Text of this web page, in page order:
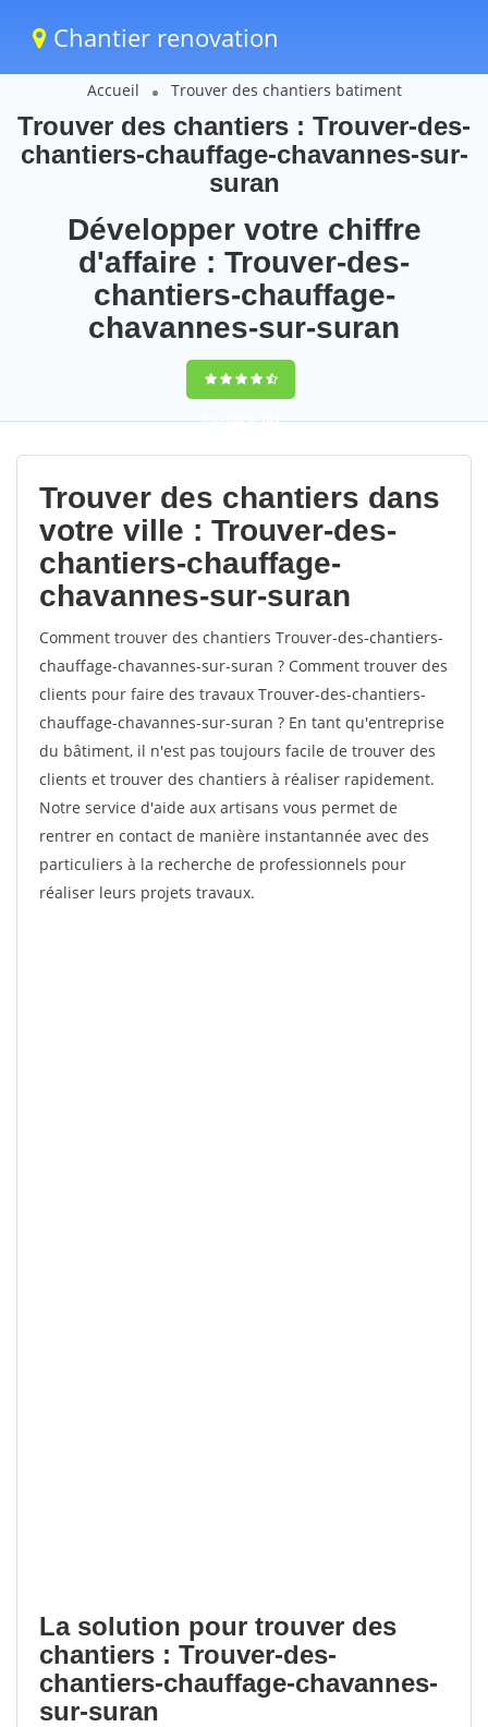
Chantier renovation
Accueil Trouver des chantiers batiment
Trouver des chantiers : Trouver-des-
chantiers-chauffage-chavannes-sur-
suran
Développer votre chiffre
d'affaire : Trouver-des-
chantiers-chauffage-
chavannes-sur-suran
9,5(100%)104
votes
Trouver des chantiers dans
votre ville : Trouver-des-
chantiers-chauffage-
chavannes-sur-suran
Comment trouver des chantiers Trouver-des-chantiers-
chauffage-chavannes-sur-suran ? Comment trouver des
clients pour faire des travaux Trouver-des-chantiers-
chauffage-chavannes-sur-suran ? En tant qu'entreprise
du bâtiment, il n'est pas toujours facile de trouver des
clients et trouver des chantiers à réaliser rapidement.
Notre service d'aide aux artisans vous permet de
rentrer en contact de manière instantannée avec des
particuliers à la recherche de professionnels pour
réaliser leurs projets travaux.
La solution pour trouver des
chantiers : Trouver-des-
chantiers-chauffage-chavannes-
sur-suran